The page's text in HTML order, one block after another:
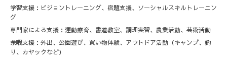
学習支援：ビジョントレーニング、宿題支援、ソーシャルスキルトレーニン
グ
専門家による支援：運動療育、書道教室、調理実習、農業活動、芸術活動
余暇支援：外出、公園遊び、買い物体験、アウトドア活動（キャンプ、釣
り、カヤックなど）